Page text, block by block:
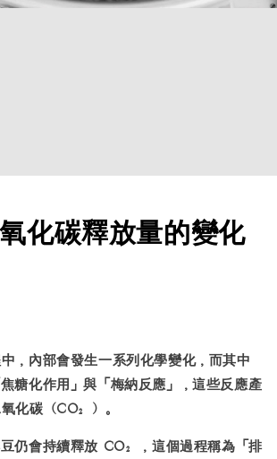
化碳釋放量的變化
，內部會發生一系列化學變化，而其中
糖化作用」與「梅納反應」，這些反應產
化碳（CO₂）。
仍會持續釋放 CO₂，這個過程稱為「排